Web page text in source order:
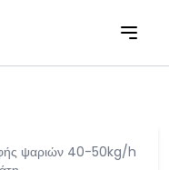
ψαριών 40-50kg/h